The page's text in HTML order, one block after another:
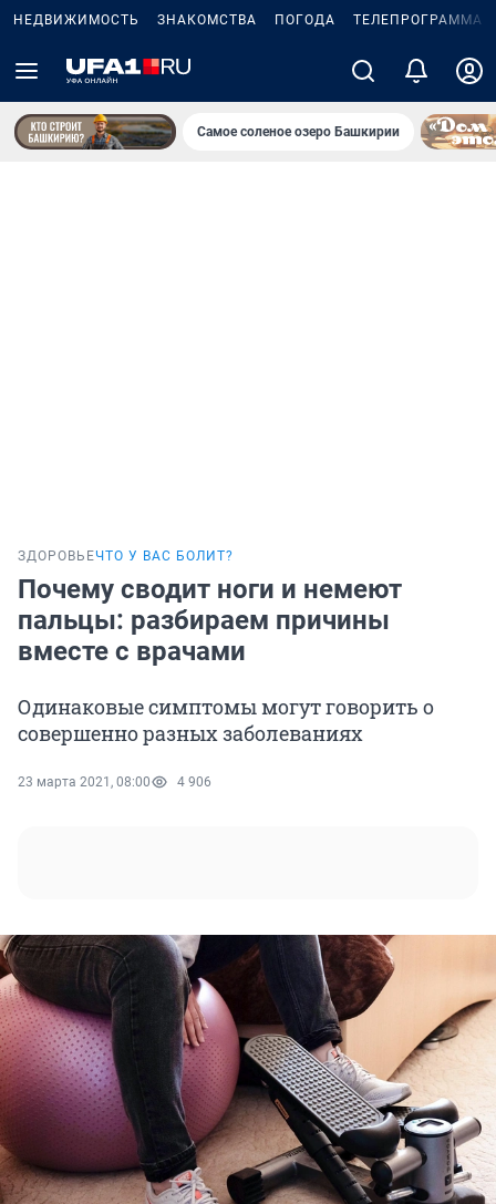
НЕДВИЖИМОСТЬ ЗНАКОМСТВА ПОГОДА ТЕЛЕПРОГРАММА
Самое соленое озеро Башкирии
ЗДОРОВЬЕЧТО У ВАС БОЛИТ?
Почему сводит ноги и немеют
пальцы: разбираем причины
вместе с врачами
Одинаковые симптомы могут говорить о
совершенно разных заболеваниях
23 марта 2021, 08:00 4 906